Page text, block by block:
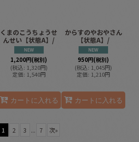
くまのこうちょうせ
んせい【状態A】/
1,200円(税別)
(税込: 1,320円)
定価: 1,540円
カートに入れる
からすのやおやさん
【状態A】/
950円(税別)
(税込: 1,045円)
定価: 1,210円
カートに入れる
1 2 3 ... 7 次»